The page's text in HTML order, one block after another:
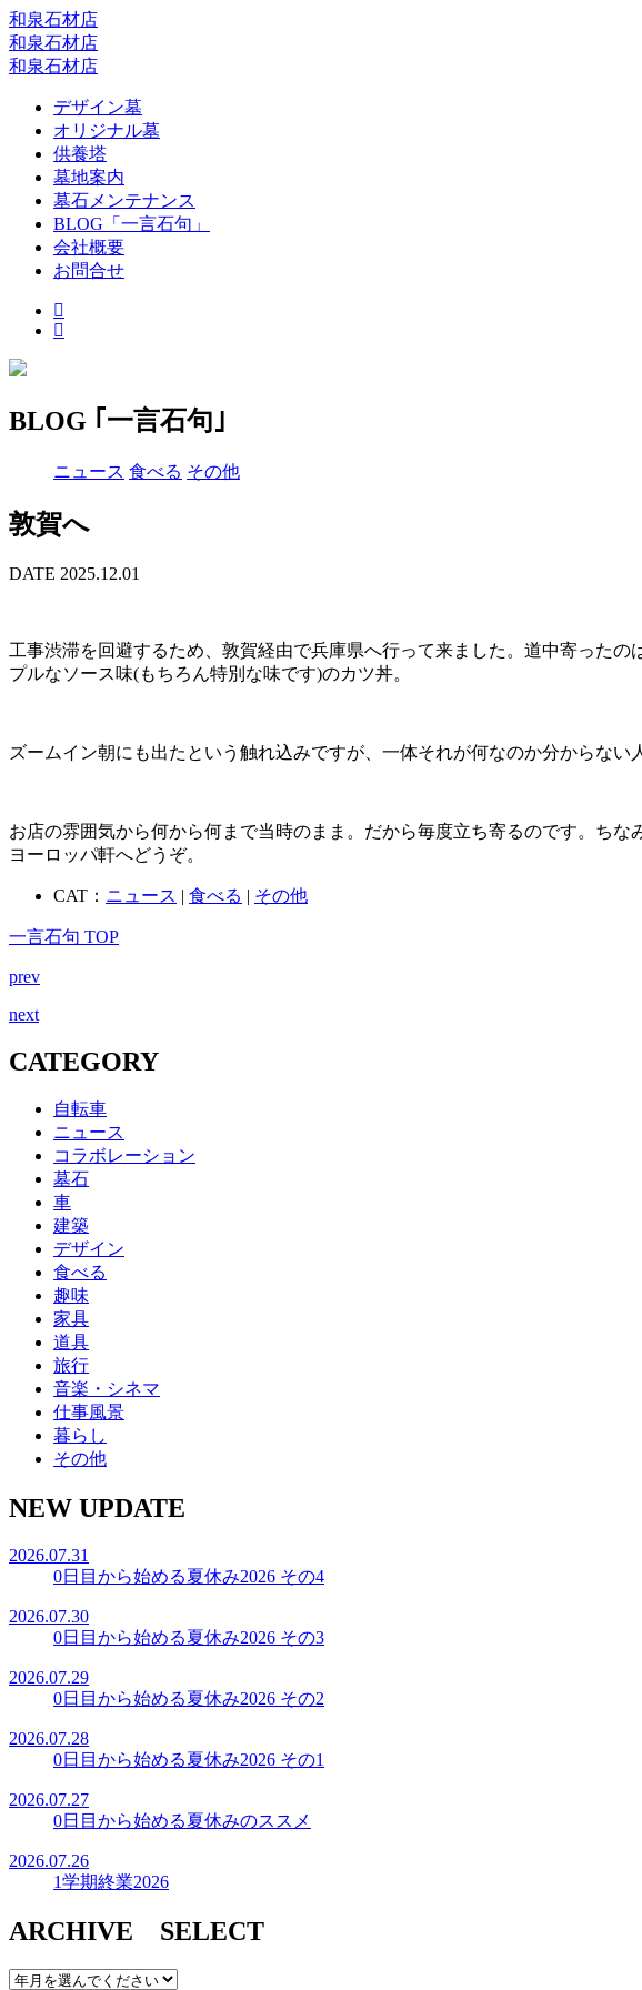
和泉石材店
和泉石材店
和泉石材店
デザイン墓
オリジナル墓
供養塔
墓地案内
墓石メンテナンス
BLOG「一言石句」
会社概要
お問合せ
BLOG ｢一言石句｣
ニュース 食べる その他
敦賀へ
DATE 2025.12.01
工事渋滞を回避するため、敦賀経由で兵庫県へ行って来ました。道中寄ったの
プルなソース味(もちろん特別な味です)のカツ丼。
ズームイン朝にも出たという触れ込みですが、一体それが何なのか分からな
お店の雰囲気から何から何まで当時のまま。だから毎度立ち寄るのです。ちな
ヨーロッパ軒へどうぞ。
CAT： ニュース | 食べる | その他
一言石句 TOP
prev
next
CATEGORY
自転車
ニュース
コラボレーション
墓石
車
建築
デザイン
食べる
趣味
家具
道具
旅行
音楽・シネマ
仕事風景
暮らし
その他
NEW UPDATE
2026.07.31
0日目から始める夏休み2026 その4
2026.07.30
0日目から始める夏休み2026 その3
2026.07.29
0日目から始める夏休み2026 その2
2026.07.28
0日目から始める夏休み2026 その1
2026.07.27
0日目から始める夏休みのススメ
2026.07.26
1学期終業2026
ARCHIVE SELECT